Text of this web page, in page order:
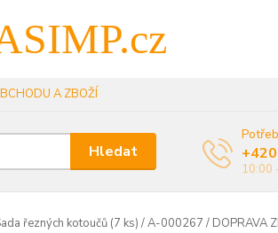
A ZBOŽÍ
Hledat
10:00
řezných kotoučů (7 ks) / A-000267 / DOPRAVA